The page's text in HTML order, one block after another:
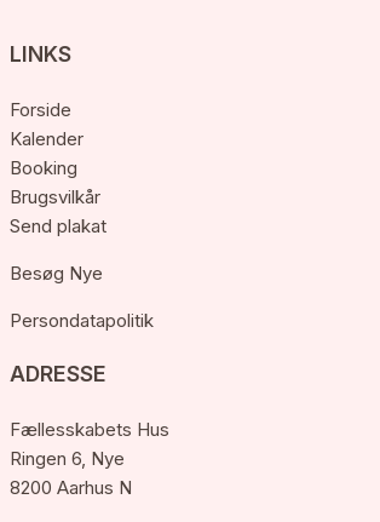
LINKS
Forside
Kalender
Booking
Brugsvilkår
Send plakat
Besøg Nye
Persondatapolitik
ADRESSE
Fællesskabets Hus
Ringen 6, Nye
8200 Aarhus N